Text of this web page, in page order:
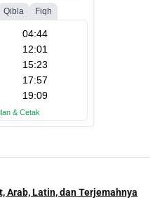
Arab, Latin, dan Terjemahnya